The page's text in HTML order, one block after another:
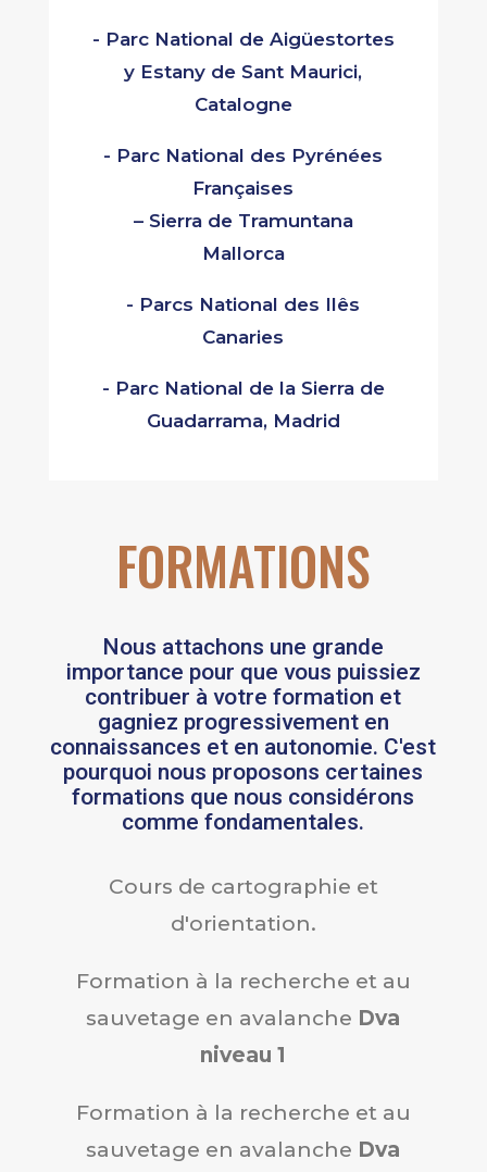
- Parc National de Aigüestortes
y Estany de Sant Maurici,
Catalogne
- Parc National des Pyrénées
Françaises
– Sierra de Tramuntana
Mallorca
- Parcs National des Ilês
Canaries
- Parc National de la Sierra de
Guadarrama, Madrid
FORMATIONS
Nous attachons une grande
importance pour que vous puissiez
contribuer à votre formation et
gagniez progressivement en
connaissances et en autonomie. C'est
pourquoi nous proposons certaines
formations que nous considérons
comme fondamentales.
Cours de cartographie et
d'orientation.
Formation à la recherche et au
sauvetage en avalanche Dva
niveau 1
Formation à la recherche et au
sauvetage en avalanche Dva